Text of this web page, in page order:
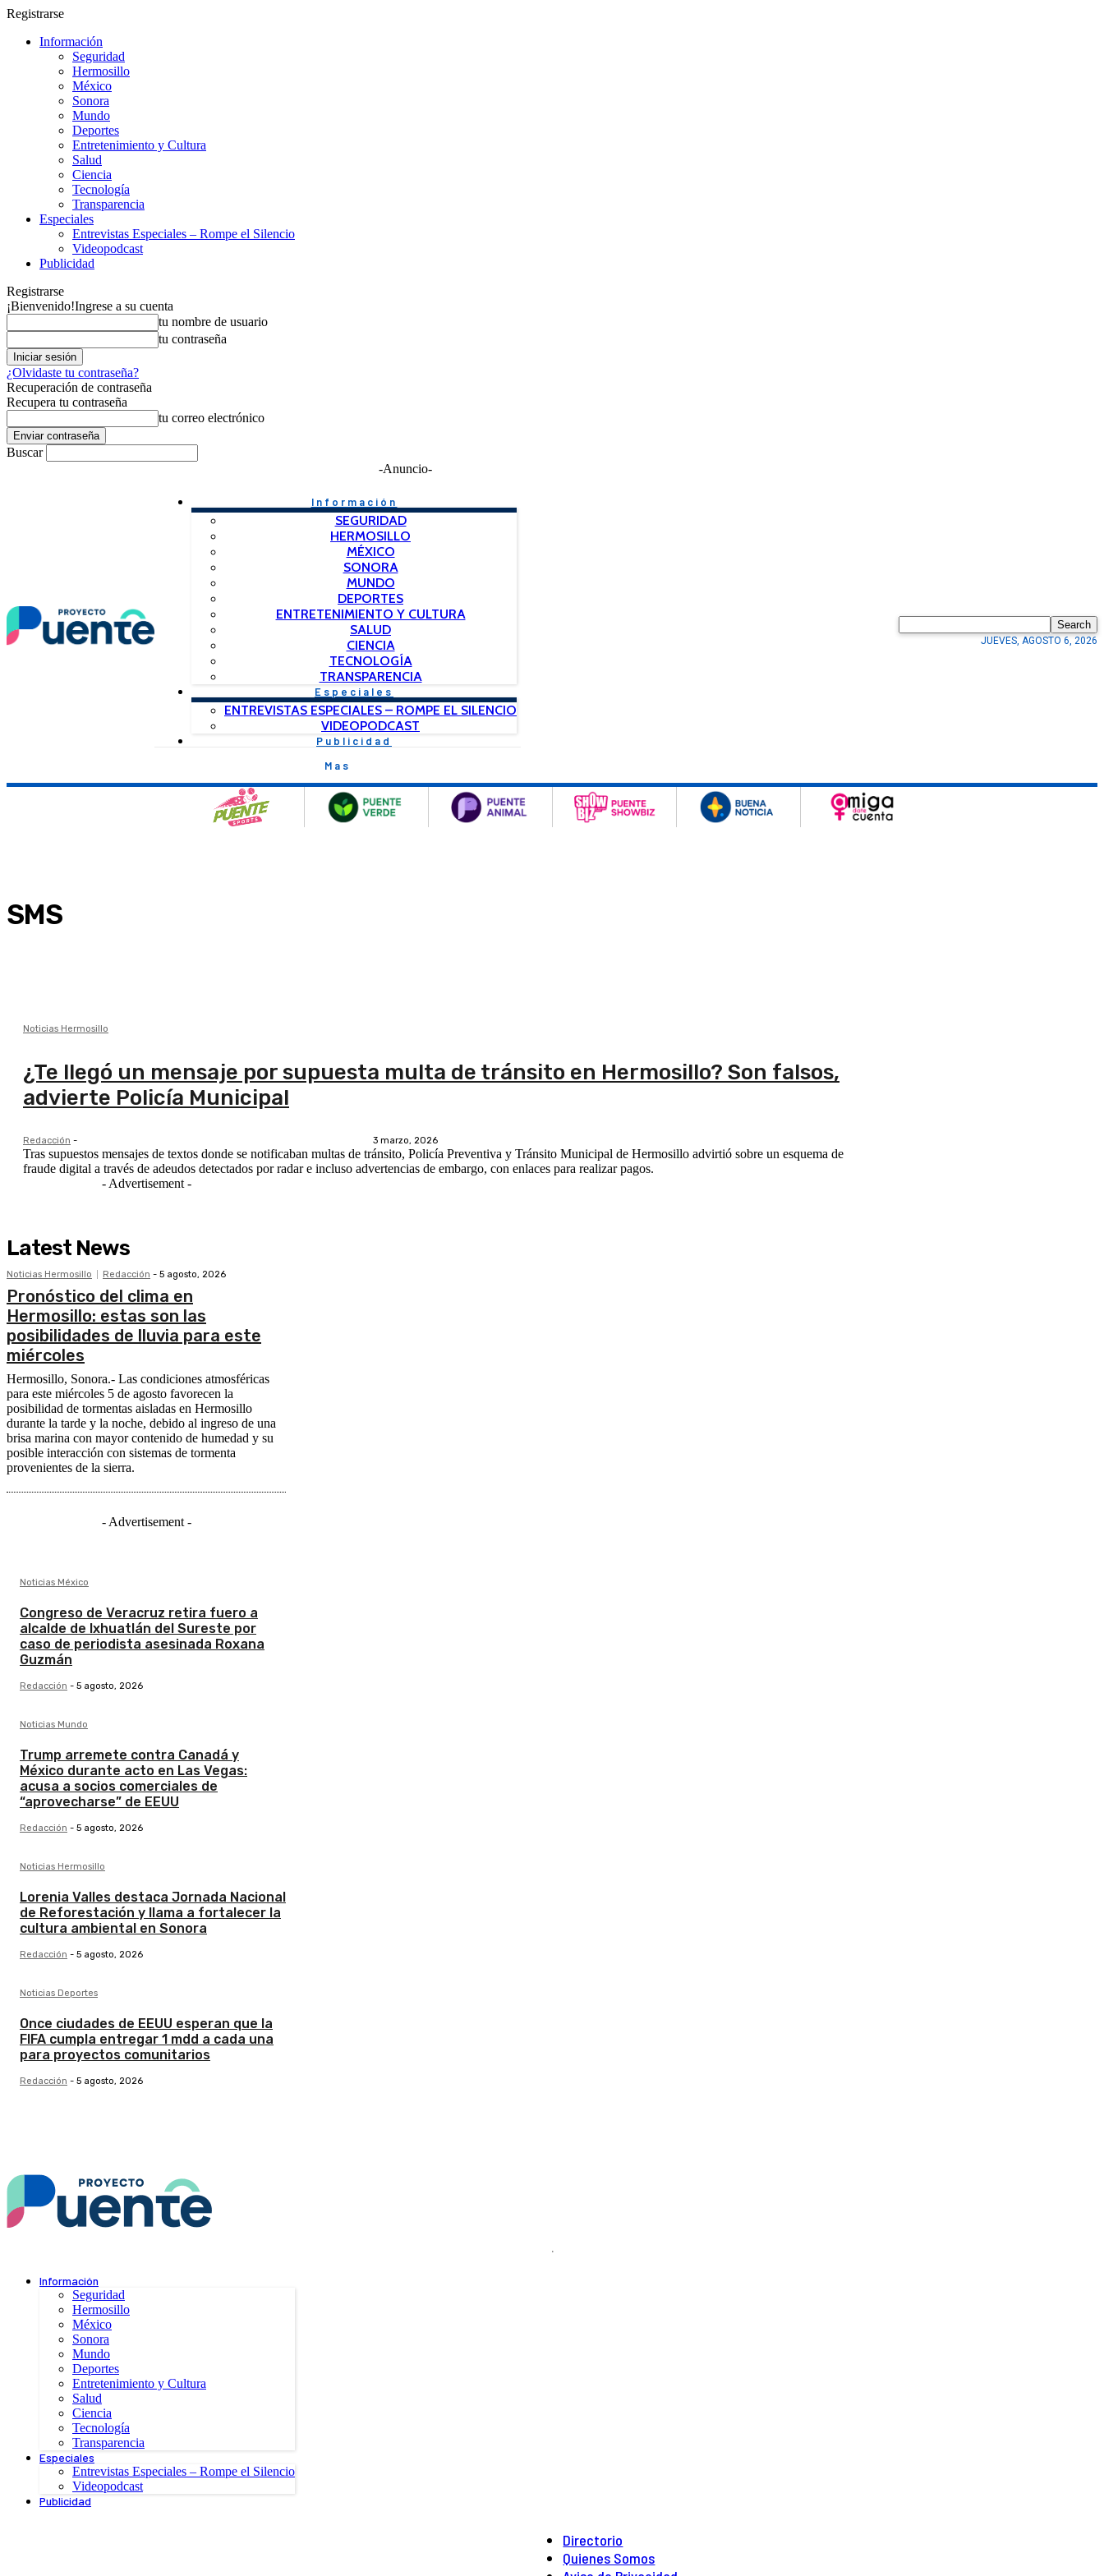
Registrarse
Información
Seguridad
Hermosillo
México
Sonora
Mundo
Deportes
Entretenimiento y Cultura
Salud
Ciencia
Tecnología
Transparencia
Especiales
Entrevistas Especiales – Rompe el Silencio
Videopodcast
Publicidad
Registrarse
¡Bienvenido!Ingrese a su cuenta
tu nombre de usuario
tu contraseña
¿Olvidaste tu contraseña?
Recuperación de contraseña
Recupera tu contraseña
tu correo electrónico
Buscar
-Anuncio-
Información
SEGURIDAD
HERMOSILLO
MÉXICO
SONORA
MUNDO
DEPORTES
ENTRETENIMIENTO Y CULTURA
SALUD
CIENCIA
TECNOLOGÍA
TRANSPARENCIA
Especiales
ENTREVISTAS ESPECIALES – ROMPE EL SILENCIO
VIDEOPODCAST
Publicidad
Mas
Search
JUEVES, AGOSTO 6, 2026
SMS
Noticias Hermosillo
¿Te llegó un mensaje por supuesta multa de tránsito en Hermosillo? Son falsos,
advierte Policía Municipal
Redacción - 3 marzo, 2026
Tras supuestos mensajes de textos donde se notificaban multas de tránsito, Policía Preventiva y Tránsito Municipal de Hermosillo advirtió sobre un esquema de
fraude digital a través de adeudos detectados por radar e incluso advertencias de embargo, con enlaces para realizar pagos.
- Advertisement -
Latest News
Noticias Hermosillo Redacción - 5 agosto, 2026
Pronóstico del clima en
Hermosillo: estas son las
posibilidades de lluvia para este
miércoles
Hermosillo, Sonora.- Las condiciones atmosféricas
para este miércoles 5 de agosto favorecen la
posibilidad de tormentas aisladas en Hermosillo
durante la tarde y la noche, debido al ingreso de una
brisa marina con mayor contenido de humedad y su
posible interacción con sistemas de tormenta
provenientes de la sierra.
- Advertisement -
Noticias México
Congreso de Veracruz retira fuero a
alcalde de Ixhuatlán del Sureste por
caso de periodista asesinada Roxana
Guzmán
Redacción - 5 agosto, 2026
Noticias Mundo
Trump arremete contra Canadá y
México durante acto en Las Vegas:
acusa a socios comerciales de
“aprovecharse” de EEUU
Redacción - 5 agosto, 2026
Noticias Hermosillo
Lorenia Valles destaca Jornada Nacional
de Reforestación y llama a fortalecer la
cultura ambiental en Sonora
Redacción - 5 agosto, 2026
Noticias Deportes
Once ciudades de EEUU esperan que la
FIFA cumpla entregar 1 mdd a cada una
para proyectos comunitarios
Redacción - 5 agosto, 2026
.
Información
Seguridad
Hermosillo
México
Sonora
Mundo
Deportes
Entretenimiento y Cultura
Salud
Ciencia
Tecnología
Transparencia
Especiales
Entrevistas Especiales – Rompe el Silencio
Videopodcast
Publicidad
Directorio
Quienes Somos